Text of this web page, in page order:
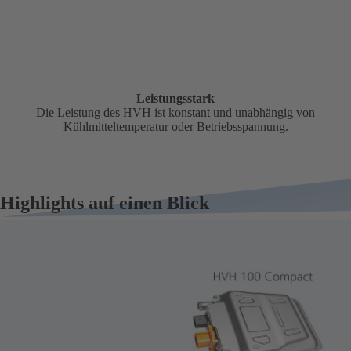
Leistungsstark
Die Leistung des HVH ist konstant und unabhängig von
Kühlmitteltemperatur oder Betriebsspannung.
Highlights auf einen Blick